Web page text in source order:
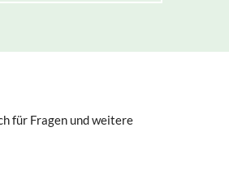
für Fragen und weitere